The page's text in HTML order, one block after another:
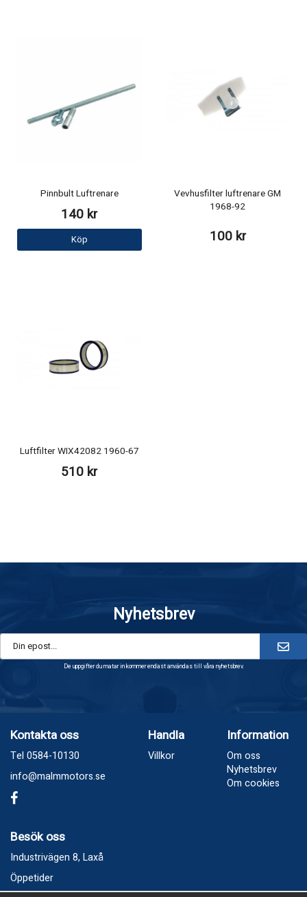
Pinnbult Luftrenare
140 kr
Köp
Vevhusfilter luftrenare GM
1968-92
100 kr
Luftfilter WIX42082 1960-67
510 kr
Nyhetsbrev
De uppgifter du matar in kommer endast användas till våra nyhetsbrev.
Kontakta oss
Tel 0584-10130
info@malmmotors.se
Handla
Villkor
Information
Om oss
Nyhetsbrev
Om cookies
Besök oss
Industrivägen 8, Laxå
Öppetider